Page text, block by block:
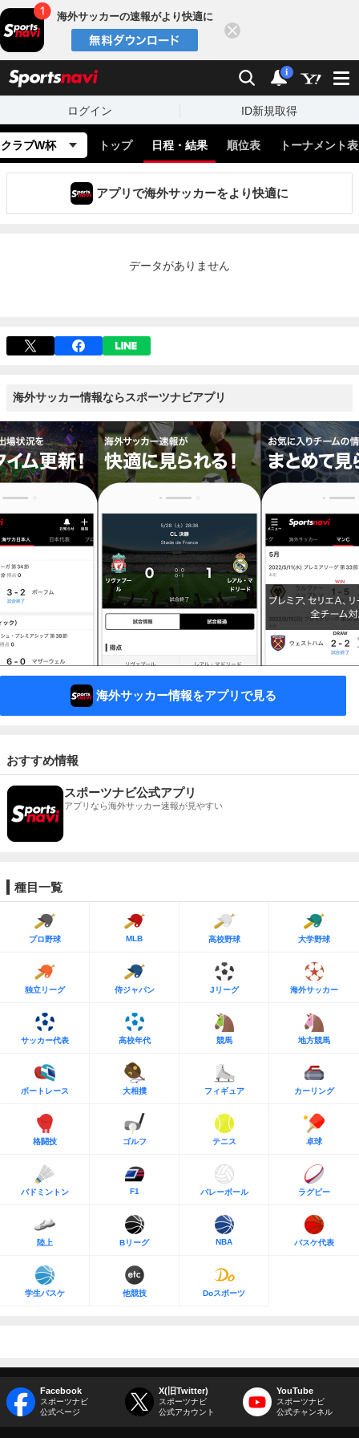
海外サッカーの速報がより快適に
検索 通知
i
ログイン ID新規取得
クラブW杯 トップ 日程・結果 順位表 トーナメント表
アプリで海外サッカーをより快適に
データがありません
海外サッカー情報ならスポーツナビアプリ
海外サッカー情報をアプリで見る
おすすめ情報
スポーツナビ公式アプリ
アプリなら海外サッカー速報が見やすい
種目一覧
プロ野球 MLB 高校野球 大学野球
独立リーグ 侍ジャパン Jリーグ 海外サッカー
サッカー代表 高校年代 競馬 地方競馬
ボートレース 大相撲 フィギュア カーリング
格闘技 ゴルフ テニス 卓球
バドミントン F1 バレーボール ラグビー
陸上 Bリーグ NBA バスケ代表
学生バスケ 他競技 Doスポーツ
Facebook
スポーツナビ
公式ページ
X(旧Twitter)
スポーツナビ
公式アカウント
YouTube
スポーツナビ
公式チャンネル